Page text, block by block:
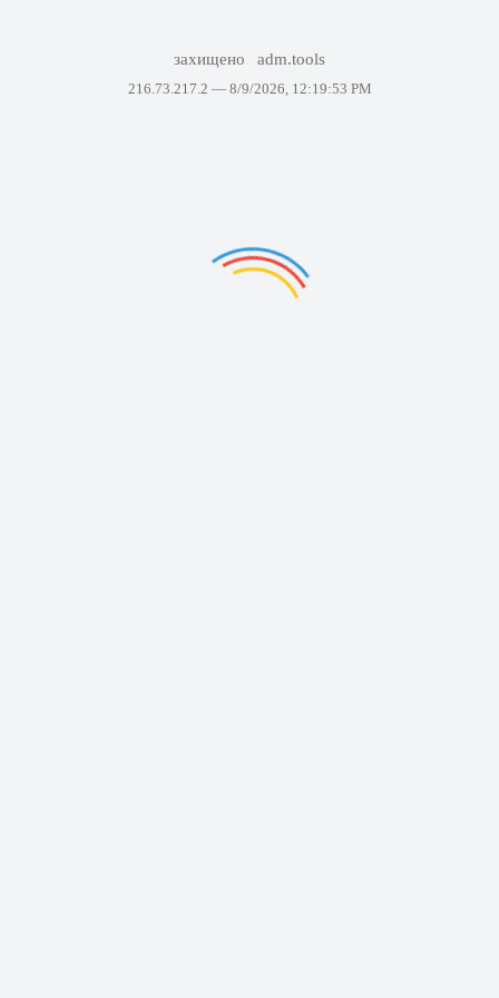
захищено adm.tools
216.73.217.2 — 8/9/2026, 12:19:53 PM